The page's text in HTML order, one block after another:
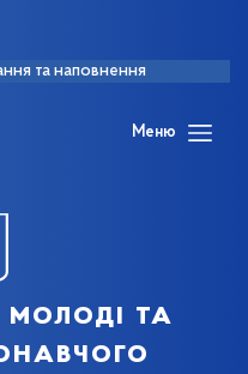
та наповнення
Меню
та